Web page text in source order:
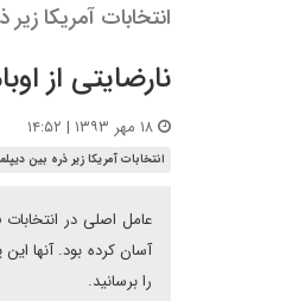
انتخابات آمریکا
نارضایتی از
انتخابات آمریکا زیر ذره بین
آسان کرده بود. آنها
را برسانید.